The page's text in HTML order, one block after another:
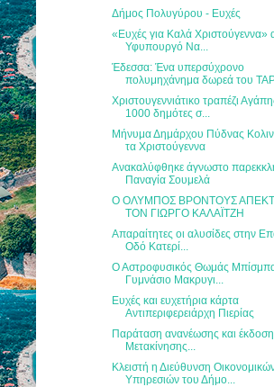
Δήμος Πολυγύρου - Ευχές
«Ευχές για Καλά Χριστούγεννα»
Υφυπουργό Να...
Έδεσσα: Ένα υπερσύχρονο
πολυμηχάνημα δωρεά του
Χριστουγεννιάτικο τραπέζι
1000 δημότες σ...
Μήνυμα Δημάρχου Πύδνας
τα Χριστούγεννα
Ανακαλύφθηκε άγνωστο
Παναγία Σουμελά
Ο ΟΛΥΜΠΟΣ ΒΡΟΝΤΟΥΣ
ΤΟΝ ΓΙΩΡΓΟ ΚΑΛΑΪΤΖΗ
Απαραίτητες οι αλυσίδες στην
Οδό Κατερί...
Ο Αστροφυσικός Θωμάς
Γυμνάσιο Μακρυγι...
Ευχές και ευχετήρια κάρτα
Αντιπεριφερειάρχη Πιερίας
Παράταση ανανέωσης και
Μετακίνησης...
Κλειστή η Διεύθυνση
Υπηρεσιών του Δήμο...